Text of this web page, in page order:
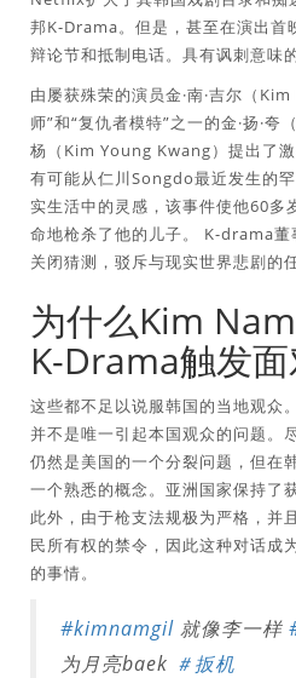
邦K-Drama。但是，甚至在演出首
辩论节和抵制电话。具有讽刺意味
由屡获殊荣的演员金·南·吉尔（
师”和“复仇者模特”之一的金·扬·
杨（Kim Young Kwang）提出了
有可能从仁川Songdo最近发生的
实生活中的灵感，该事件使他60多
命地枪杀了他的儿子。 K-drama
关闭猜测，驳斥与现实世界悲剧的
为什么Kim
K-Drama触发
这些都不足以说服韩国的当地观众
并不是唯一引起本国观众的问题。
仍然是美国的一个分裂问题，但在
一个熟悉的概念。亚洲国家保持了
此外，由于枪支法规极为严格，并
民所有权的禁令，因此这种对话成
的事情。
#kimnamgil 就像李一样
为月亮baek ＃扳机